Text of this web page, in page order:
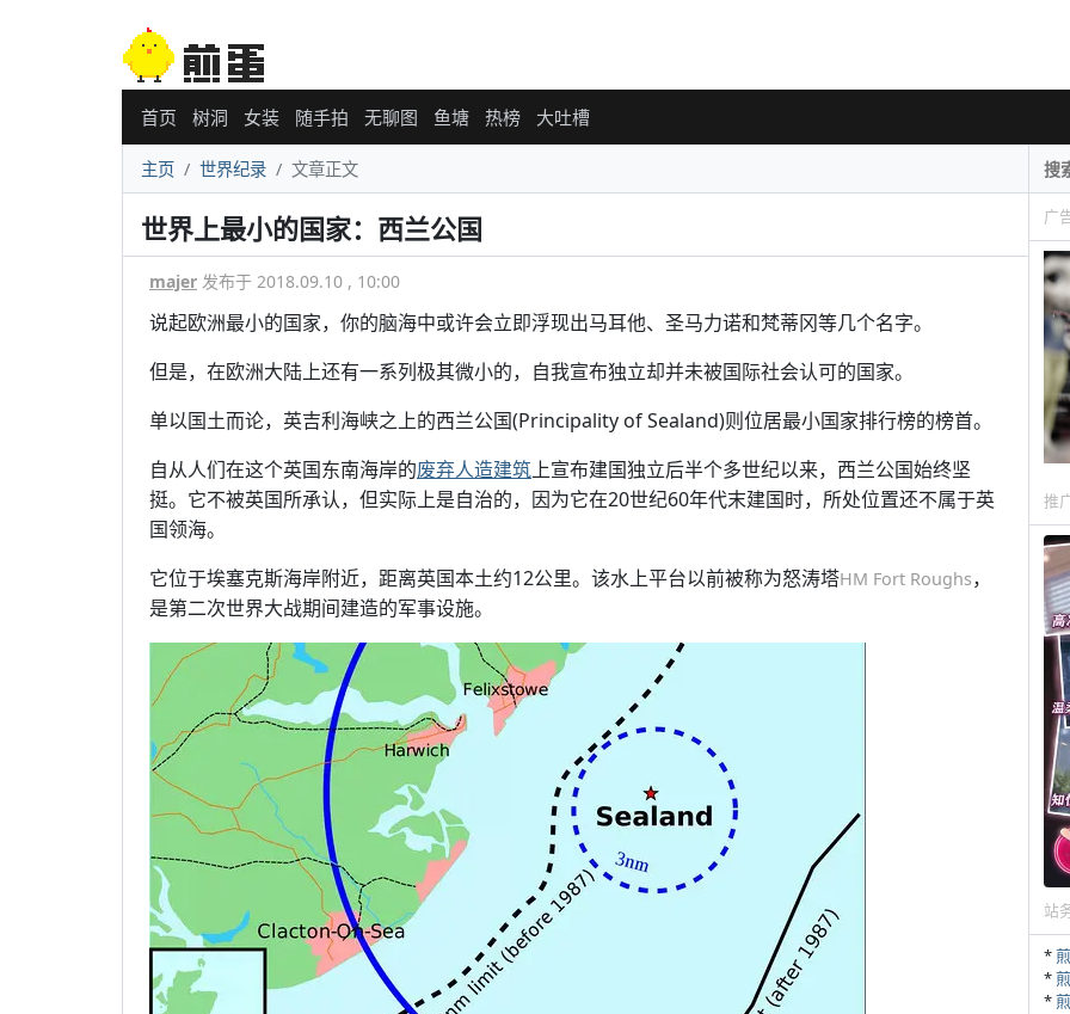
首页 树洞 女装 随手拍 无聊图 鱼塘 热榜 大吐槽
主页 世界纪录 文章正文
世界上最小的国家：西兰公国
majer 发布于 2018.09.10 , 10:00
说起欧洲最小的国家，你的脑海中或许会立即浮现出马耳他、圣马力诺和梵蒂冈等几个名字。
但是，在欧洲大陆上还有一系列极其微小的，自我宣布独立却并未被国际社会认可的国家。
单以国土而论，英吉利海峡之上的西兰公国(Principality of Sealand)则位居最小国家排行榜的榜首。
自从人们在这个英国东南海岸的废弃人造建筑上宣布建国独立后半个多世纪以来，西兰公国始终坚
挺。它不被英国所承认，但实际上是自治的，因为它在20世纪60年代末建国时，所处位置还不属于英
国领海。
它位于埃塞克斯海岸附近，距离英国本土约12公里。该水上平台以前被称为怒涛塔HM Fort Roughs，
是第二次世界大战期间建造的军事设施。
广
推
站
*
*
*